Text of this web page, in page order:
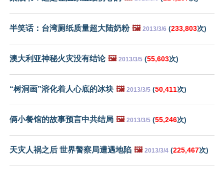
半笑话：台湾厕纸质量超大陆奶粉 🖼️ 2013/3/6 (233,803次)
澳大利亚神秘火灾没有结论 🖼️ 2013/3/5 (55,603次)
“树洞画”溶化着人心底的冰块 🖼️ 2013/3/5 (50,411次)
俩小餐馆的故事预言中共结局 🖼️ 2013/3/5 (55,246次)
天灾人祸之后 世界警察局遭遇地陷 🖼️ 2013/3/4 (225,467次)